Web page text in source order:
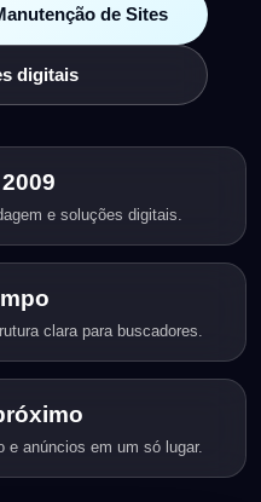
de Sites
digitais
e soluções digitais.
clara para buscadores.
e anúncios em um só lugar.